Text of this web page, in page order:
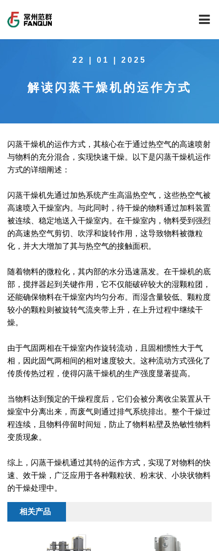
公司介绍
公司荣誉
范群文化
干燥设备
载体催化剂全自动生产线系列
回转圆筒干燥焙烧系列
喷雾干燥机系列
带式干燥焙烧系列
圆盘干燥机系列
桨叶式干燥系列
滚筒干燥系列
沸腾干燥系列
烘箱干燥系列
管束干燥系列
干燥配套装置
新能源新材料行业
制药行业
环保行业
化工行业
技术中心
工程实验室
质量监督技术中心
新闻中心
行业新闻
技术专栏
常见问题
社会责任
全球契约组织成员
节能环保
公益支持
社会责任
绿色发展
绿色供应链
联系我们
联系我们
22 | 01 | 2025
解读闪蒸干燥机的运作方式
闪蒸干燥机的运作方式，其核心在于通过热空气的高速喷射
与物料的充分混合，实现快速干燥。以下是闪蒸干燥机运作
方式的详细阐述：
闪蒸干燥机先通过加热系统产生高温热空气，这些热空气被
高速喷入干燥室内。与此同时，待干燥的物料通过加料装置
被连续、稳定地送入干燥室内。在干燥室内，物料受到强烈
的高速热空气剪切、吹浮和旋转作用，这导致物料被微粒
化，并大大增加了其与热空气的接触面积。
随着物料的微粒化，其内部的水分迅速蒸发。在干燥机的底
部，搅拌器起到关键作用，它不仅能破碎较大的湿颗粒团，
还能确保物料在干燥室内均匀分布。而湿含量较低、颗粒度
较小的颗粒则被旋转气流夹带上升，在上升过程中继续干
燥。
由于气固两相在干燥室内作旋转流动，且固相惯性大于气
相，因此固气两相间的相对速度较大。这种流动方式强化了
传质传热过程，使得闪蒸干燥机的生产强度显著提高。
当物料达到预定的干燥程度后，它们会被分离收尘装置从干
燥室中分离出来，而废气则通过排气系统排出。整个干燥过
程连续，且物料停留时间短，防止了物料粘壁及热敏性物料
变质现象。
综上，闪蒸干燥机通过其特的运作方式，实现了对物料的快
速、效干燥，广泛应用于各种颗粒状、粉末状、小块状物料
的干燥处理中。
相关产品